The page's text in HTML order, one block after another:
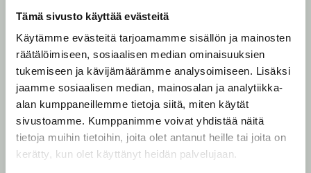
Tämä sivusto käyttää evästeitä
Käytämme evästeitä tarjoamamme sisällön ja mainosten
räätälöimiseen, sosiaalisen median ominaisuuksien
tukemiseen ja kävijämäärämme analysoimiseen. Lisäksi
jaamme sosiaalisen median, mainosalan ja analytiikka-
alan kumppaneillemme tietoja siitä, miten käytät
sivustoamme. Kumppanimme voivat yhdistää näitä
tietoja muihin tietoihin, joita olet antanut heille tai joita on
kerätty, kun olet käyttänyt heidän palvelujaan.
l
h
t
e
n
a
j
a
.
f
i
A
u
k
e
u
u
n
t
e
l
e
o
o
k
b
e
a
t
A
u
u
u
n
t
e
l
e
Äänikirja
o
o
k
b
e
a
t
A
Muut teokset